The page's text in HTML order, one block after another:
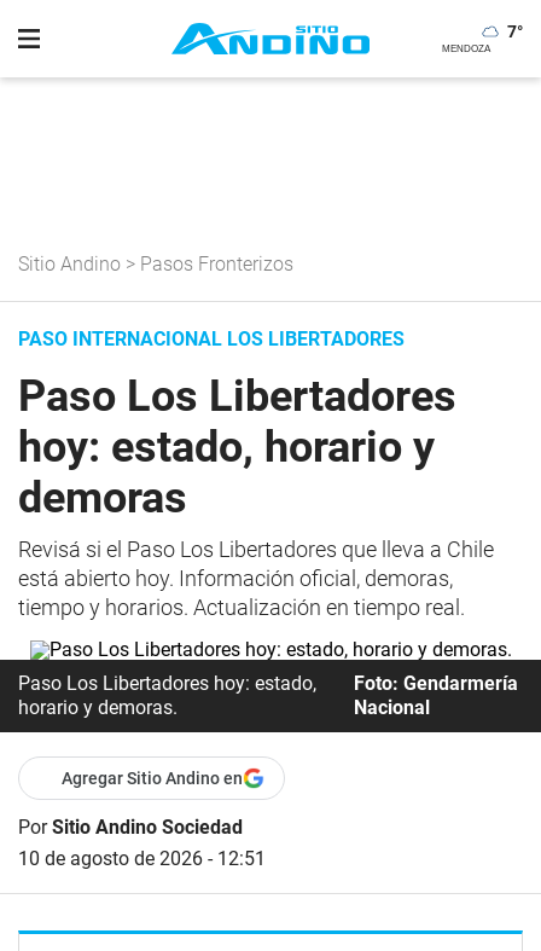
7°
Sitio Andino > Pasos Fronterizos
PASO INTERNACIONAL LOS LIBERTADORES
Paso Los Libertadores
hoy: estado, horario y
demoras
Revisá si el Paso Los Libertadores que lleva a Chile
está abierto hoy. Información oficial, demoras,
tiempo y horarios. Actualización en tiempo real.
Paso Los Libertadores hoy: estado,
horario y demoras.
Foto: Gendarmería
Nacional
Agregar Sitio Andino en
PorSitio Andino Sociedad
10 de agosto de 2026 - 12:51